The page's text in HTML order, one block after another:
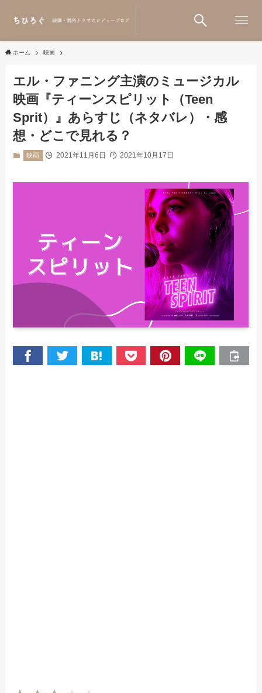
ホーム 映画
エル・ファニング主演のミュージカル
映画『ティーンスピリット（Teen
Sprit）』あらすじ（ネタバレ）・感
想・どこで見れる？
映画 2021年11月6日 2021年10月17日
⭐⭐